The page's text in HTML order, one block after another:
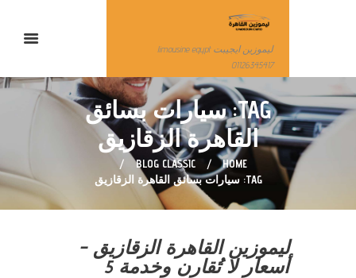
ليموزين ايجيبت limousine egypt
01126345417
TAG: سيارات بسائق
القاهرة الزقازيق
HOME
BLOG CLASSIC
TAG: سيارات بسائق القاهرة الزقازيق
ليموزين القاهرة الزقازيق –
أسعار لا تُقارن وخدمة 5